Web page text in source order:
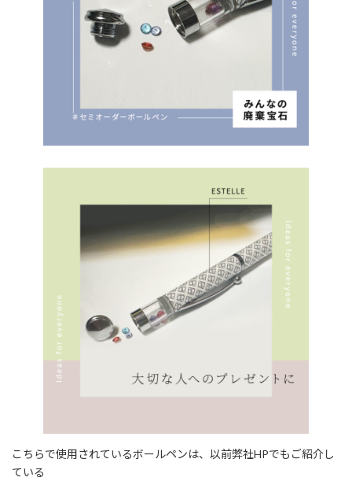
こちらで使用されているボールペンは、以前弊社HPでもご紹介し
ている